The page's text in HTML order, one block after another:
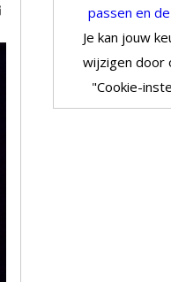
passen en
Je kan jouw
wijzigen door
"Cookie-